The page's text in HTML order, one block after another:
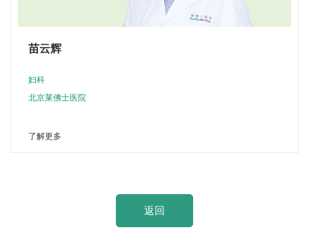
苗云辉
妇科
北京莱佛士医院
了解更多
返回